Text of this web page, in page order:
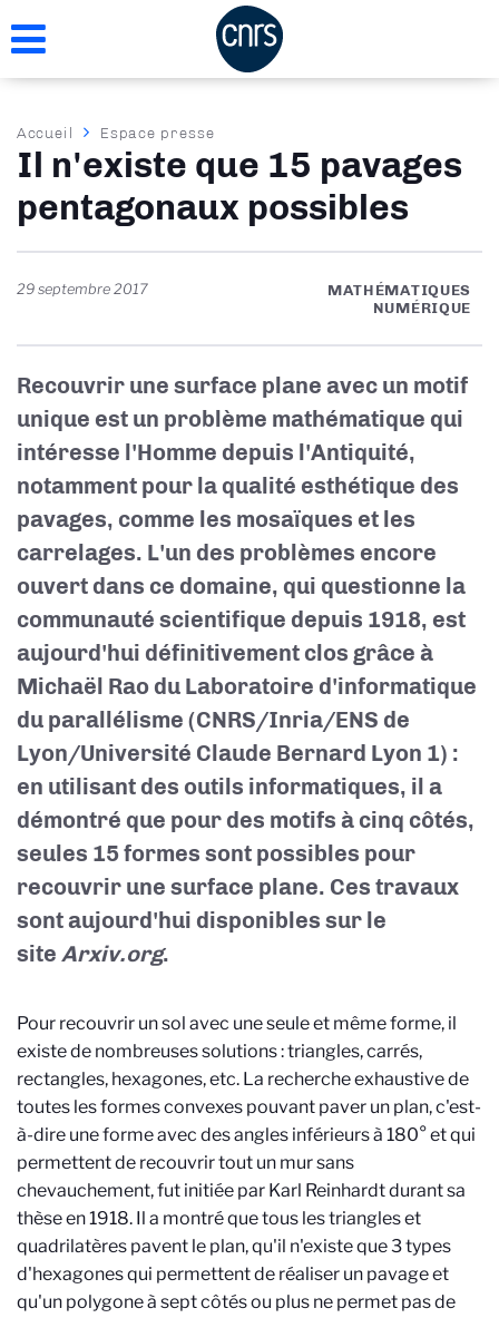
au
Fil
d'Ariane
Accueil Espace presse
Il n'existe que 15 pavages
pentagonaux possibles
29 septembre 2017
MATHÉMATIQUES
NUMÉRIQUE
Recouvrir une surface plane avec un motif
unique est un problème mathématique qui
intéresse l'Homme depuis l'Antiquité,
notamment pour la qualité esthétique des
pavages, comme les mosaïques et les
carrelages. L'un des problèmes encore
ouvert dans ce domaine, qui questionne la
communauté scientifique depuis 1918, est
aujourd'hui définitivement clos grâce à
Michaël Rao du Laboratoire d'informatique
du parallélisme (CNRS/Inria/ENS de
Lyon/Université Claude Bernard Lyon 1) :
en utilisant des outils informatiques, il a
démontré que pour des motifs à cinq côtés,
seules 15 formes sont possibles pour
recouvrir une surface plane. Ces travaux
sont aujourd'hui disponibles sur le
site Arxiv.org.
Pour recouvrir un sol avec une seule et même forme, il
existe de nombreuses solutions : triangles, carrés,
rectangles, hexagones, etc. La recherche exhaustive de
toutes les formes convexes pouvant paver un plan, c'est-
à-dire une forme avec des angles inférieurs à 180° et qui
permettent de recouvrir tout un mur sans
chevauchement, fut initiée par Karl Reinhardt durant sa
thèse en 1918. Il a montré que tous les triangles et
quadrilatères pavent le plan, qu'il n'existe que 3 types
d'hexagones qui permettent de réaliser un pavage et
qu'un polygone à sept côtés ou plus ne permet pas de